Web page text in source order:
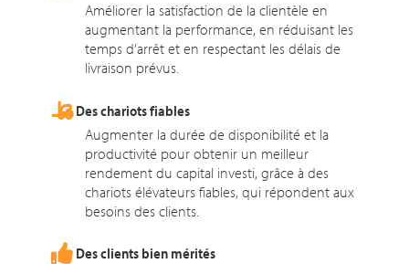
Améliorer la satisfaction de la clientèle en
augmentant la performance, en réduisant les
temps d’arrêt et en respectant les délais de
livraison prévus.
Des chariots fiables
Augmenter la durée de disponibilité et la
productivité pour obtenir un meilleur
rendement du capital investi, grâce à des
chariots élévateurs fiables, qui répondent aux
besoins des clients.
Des clients bien mérités